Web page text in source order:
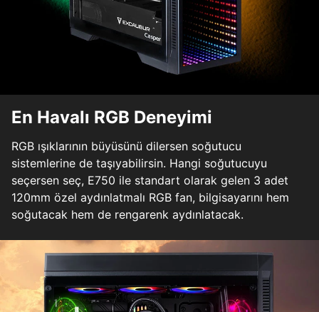
En Havalı RGB Deneyimi
RGB ışıklarının büyüsünü dilersen soğutucu
sistemlerine de taşıyabilirsin. Hangi soğutucuyu
seçersen seç, E750 ile standart olarak gelen 3 adet
120mm özel aydınlatmalı RGB fan, bilgisayarını hem
soğutacak hem de rengarenk aydınlatacak.